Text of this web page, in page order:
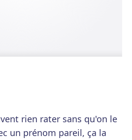
rien rater sans qu'on le
un prénom pareil, ça la